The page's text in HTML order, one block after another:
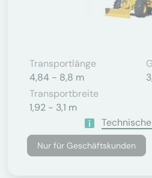
Transportlänge
4,84 - 8,8 m
Transportbreite
1,92 - 3,1 m
Nur für Geschäftskunden